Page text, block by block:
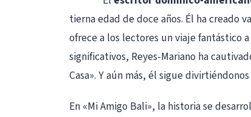
tierna edad de doce años. Él ha creado
ofrece a los lectores un viaje fantástico
significativos, Reyes-Mariano ha
Casa». Y aún más, él sigue
En «Mi Amigo Bali», la historia se